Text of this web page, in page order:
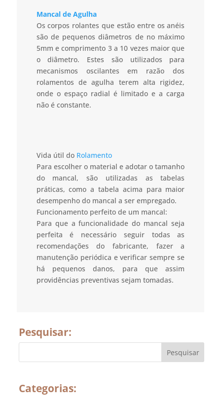
Mancal de Agulha
Os corpos rolantes que estão entre os anéis
são de pequenos diâmetros de no máximo
5mm e comprimento 3 a 10 vezes maior que
o diâmetro. Estes são utilizados para
mecanismos oscilantes em razão dos
rolamentos de agulha terem alta rigidez,
onde o espaço radial é limitado e a carga
não é constante.
Vida útil do Rolamento
Para escolher o material e adotar o tamanho
do mancal, são utilizadas as tabelas
práticas, como a tabela acima para maior
desempenho do mancal a ser empregado.
Funcionamento perfeito de um mancal:
Para que a funcionalidade do mancal seja
perfeita é necessário seguir todas as
recomendações do fabricante, fazer a
manutenção periódica e verificar sempre se
há pequenos danos, para que assim
providências preventivas sejam tomadas.
Pesquisar:
Categorias: